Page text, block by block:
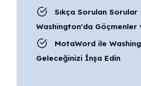
Sıkça Sorulan Sorular
Washington'da Göçmenler
MotaWord ile
Geleceğinizi İnşa Edin